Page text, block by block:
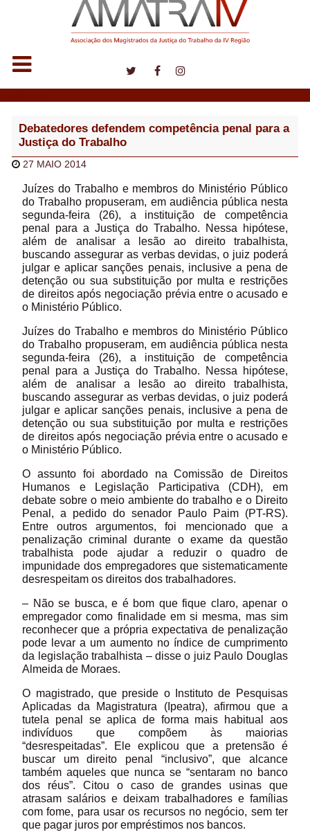
Debatedores defendem competência penal para a
Justiça do Trabalho
27 MAIO 2014
Juízes do Trabalho e membros do Ministério Público
do Trabalho propuseram, em audiência pública nesta
segunda-feira (26), a instituição de competência
penal para a Justiça do Trabalho. Nessa hipótese,
além de analisar a lesão ao direito trabalhista,
buscando assegurar as verbas devidas, o juiz poderá
julgar e aplicar sanções penais, inclusive a pena de
detenção ou sua substituição por multa e restrições
de direitos após negociação prévia entre o acusado e
o Ministério Público.
Juízes do Trabalho e membros do Ministério Público
do Trabalho propuseram, em audiência pública nesta
segunda-feira (26), a instituição de competência
penal para a Justiça do Trabalho. Nessa hipótese,
além de analisar a lesão ao direito trabalhista,
buscando assegurar as verbas devidas, o juiz poderá
julgar e aplicar sanções penais, inclusive a pena de
detenção ou sua substituição por multa e restrições
de direitos após negociação prévia entre o acusado e
o Ministério Público.
O assunto foi abordado na Comissão de Direitos
Humanos e Legislação Participativa (CDH), em
debate sobre o meio ambiente do trabalho e o Direito
Penal, a pedido do senador Paulo Paim (PT-RS).
Entre outros argumentos, foi mencionado que a
penalização criminal durante o exame da questão
trabalhista pode ajudar a reduzir o quadro de
impunidade dos empregadores que sistematicamente
desrespeitam os direitos dos trabalhadores.
– Não se busca, e é bom que fique claro, apenar o
empregador como finalidade em si mesma, mas sim
reconhecer que a própria expectativa de penalização
pode levar a um aumento no índice de cumprimento
da legislação trabalhista – disse o juiz Paulo Douglas
Almeida de Moraes.
O magistrado, que preside o Instituto de Pesquisas
Aplicadas da Magistratura (Ipeatra), afirmou que a
tutela penal se aplica de forma mais habitual aos
indivíduos que compõem às maiorias
“desrespeitadas”. Ele explicou que a pretensão é
buscar um direito penal “inclusivo”, que alcance
também aqueles que nunca se “sentaram no banco
dos réus”. Citou o caso de grandes usinas que
atrasam salários e deixam trabalhadores e famílias
com fome, para usar os recursos no negócio, sem ter
que pagar juros por empréstimos nos bancos.